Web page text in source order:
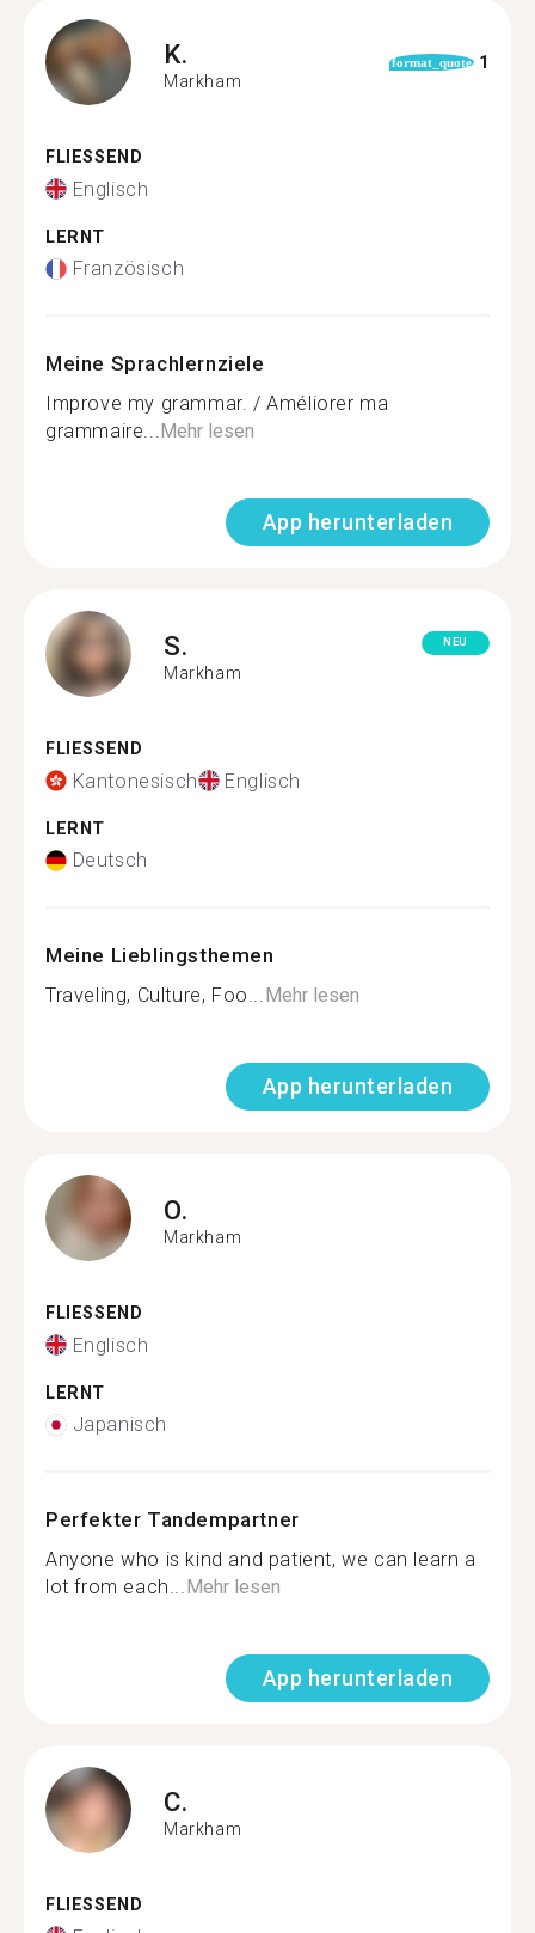
K.
Markham
format_quote 1
FLIESSEND
Englisch
LERNT
Französisch
Meine Sprachlernziele
Improve my grammar. / Améliorer ma
grammaire...Mehr lesen
App herunterladen
S.
Markham
NEU
FLIESSEND
Kantonesisch Englisch
LERNT
Deutsch
Meine Lieblingsthemen
Traveling, Culture, Foo...Mehr lesen
App herunterladen
O.
Markham
FLIESSEND
Englisch
LERNT
Japanisch
Perfekter Tandempartner
Anyone who is kind and patient, we can learn a
lot from each...Mehr lesen
App herunterladen
C.
Markham
FLIESSEND